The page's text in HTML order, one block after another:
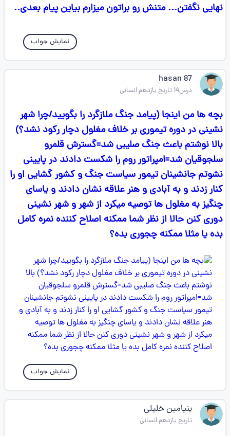
نهایی نگفتن... متنش رو براتون میزارم بیاین پیام بعدی..
نمایش جواب
hasan 87
درس14 تاریخ یازدهم انسانی
بچه ها من اینجا (پیامد جنگ ملازگرد را بگویید/چرا شهر
نشینی در دوره تیموری بر خلاف مغلول دچار رکود نشد؟)
بالا نوشتم باعث جنگ صلیبی شد=گسترش قلمرو
سلجوقیان شد=امپراتور روم را شکست دادند در پایینی
نشوتم جانشینان تيمور سیاست جنگ و کشور گشایی او را
کنار زدند و به آبادی و هنر علاقه نشان دادند و یاسای
چنگیز به مغلول ها توصیه میکرد از شهر و شهر نشینی
دوری کنن حالا از نظر شما ممکنه اصلاح کننده نمره کامل
بده یا مثلا ممکنه چجوری بده؟
نمایش جواب
بنیامین خلیلی
تاریخ یازدهم انسانی